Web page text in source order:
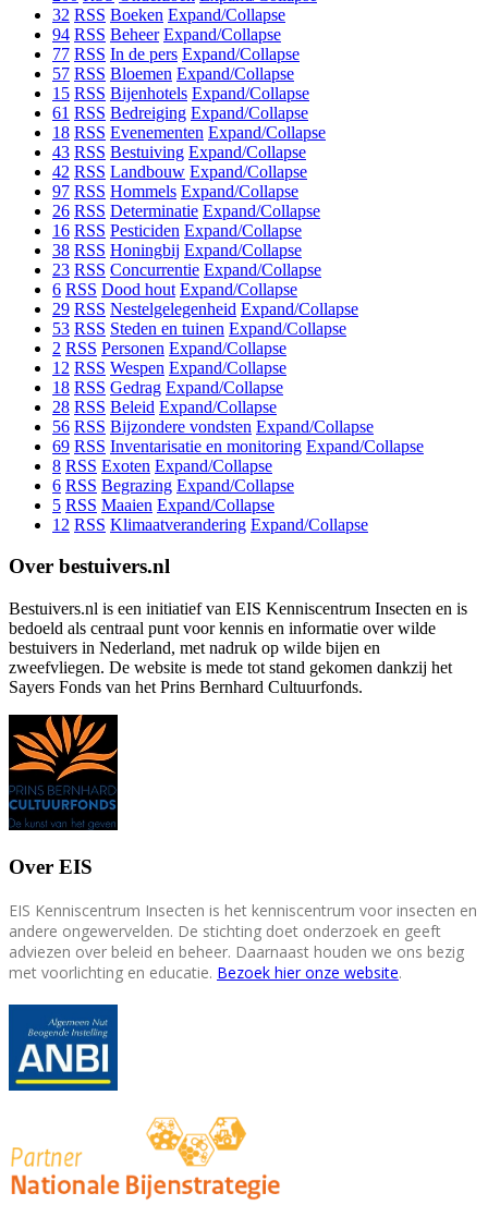
32 RSS Boeken Expand/Collapse
94 RSS Beheer Expand/Collapse
77 RSS In de pers Expand/Collapse
57 RSS Bloemen Expand/Collapse
15 RSS Bijenhotels Expand/Collapse
61 RSS Bedreiging Expand/Collapse
18 RSS Evenementen Expand/Collapse
43 RSS Bestuiving Expand/Collapse
42 RSS Landbouw Expand/Collapse
97 RSS Hommels Expand/Collapse
26 RSS Determinatie Expand/Collapse
16 RSS Pesticiden Expand/Collapse
38 RSS Honingbij Expand/Collapse
23 RSS Concurrentie Expand/Collapse
6 RSS Dood hout Expand/Collapse
29 RSS Nestelgelegenheid Expand/Collapse
53 RSS Steden en tuinen Expand/Collapse
2 RSS Personen Expand/Collapse
12 RSS Wespen Expand/Collapse
18 RSS Gedrag Expand/Collapse
28 RSS Beleid Expand/Collapse
56 RSS Bijzondere vondsten Expand/Collapse
69 RSS Inventarisatie en monitoring Expand/Collapse
8 RSS Exoten Expand/Collapse
6 RSS Begrazing Expand/Collapse
5 RSS Maaien Expand/Collapse
12 RSS Klimaatverandering Expand/Collapse
Over bestuivers.nl
Bestuivers.nl is een initiatief van EIS Kenniscentrum Insecten en is
bedoeld als centraal punt voor kennis en informatie over wilde
bestuivers in Nederland, met nadruk op wilde bijen en
zweefvliegen. De website is mede tot stand gekomen dankzij het
Sayers Fonds van het Prins Bernhard Cultuurfonds.
Over EIS
EIS Kenniscentrum Insecten is het kenniscentrum voor insecten en
andere ongewervelden. De stichting doet onderzoek en geeft
adviezen over beleid en beheer. Daarnaast houden we ons bezig
met voorlichting en educatie. Bezoek hier onze website.